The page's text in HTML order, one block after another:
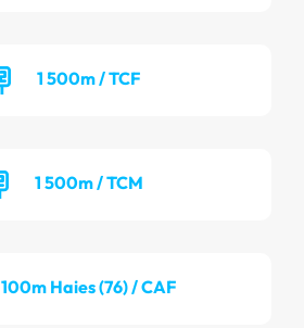
1 500m / TCF
1 500m / TCM
100m Haies (76) / CAF